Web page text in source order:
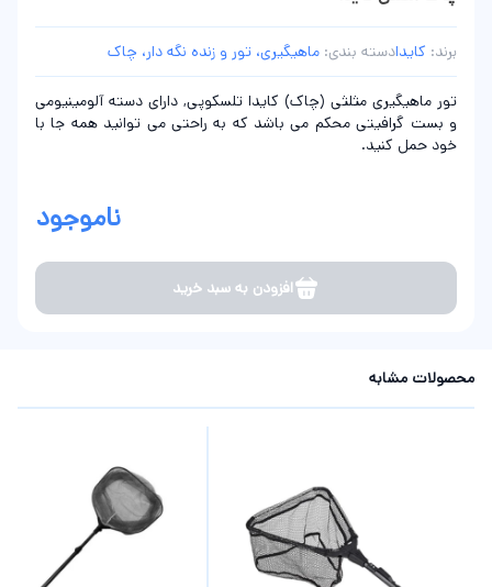
برند: کایدادسته بندی: ماهیگیری، تور و زنده نگه دار، چاک
تور ماهیگیری مثلثی (چاک) کایدا تلسکوپی, دارای دسته آلومینیومی
و بست گرافیتی محکم می باشد که به راحتی می توانید همه جا با
خود حمل کنید.
ناموجود
افزودن به سبد خرید
محصولات مشابه